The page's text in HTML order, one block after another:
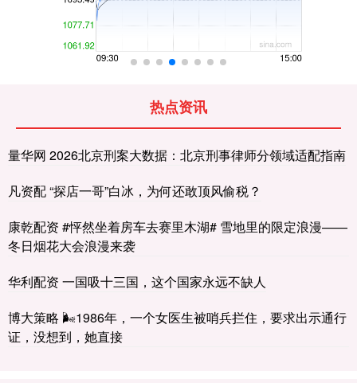
热点资讯
量华网 2026北京刑案大数据：北京刑事律师分领域适配指南
凡资配 “探店一哥”白冰，为何还敢顶风偷税？
康乾配资 #怦然坐着房车去赛里木湖# 雪地里的限定浪漫——
冬日烟花大会浪漫来袭
华利配资 一国吸十三国，这个国家永远不缺人
博大策略 🌬1986年，一个女医生被哨兵拦住，要求出示通行
证，没想到，她直接